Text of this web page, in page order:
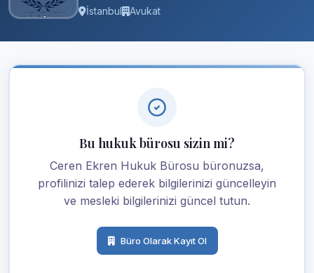
İstanbul Avukat
Bu hukuk bürosu sizin mi?
Ceren Ekren Hukuk Bürosu büronuzsa,
profilinizi talep ederek bilgilerinizi güncelleyin
ve mesleki bilgilerinizi güncel tutun.
Büro Olarak Kayıt Ol